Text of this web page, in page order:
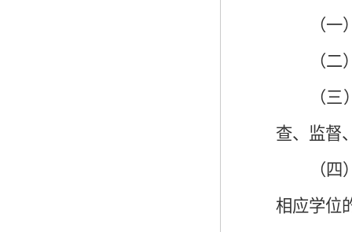
（
（
（三
查、监督
（四
相应学位